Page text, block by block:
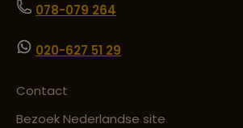
078-079 264
020-627 51 29
Contact
Bezoek Nederlandse site